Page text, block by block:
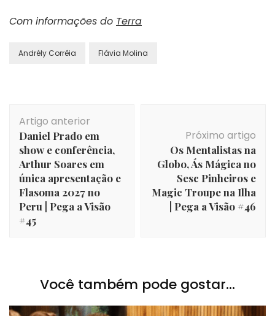
Com informações do Terra
Andrély Corrêia Flávia Molina
de
post
Artigo anterior
Daniel Prado em
show e conferência,
Arthur Soares em
única apresentação e
Flasoma 2027 no
Peru | Pega a Visão
#45
Próximo artigo
Os Mentalistas na
Globo, Ás Mágica no
Sesc Pinheiros e
Magic Troupe na Ilha
| Pega a Visão #46
Você também pode gostar...